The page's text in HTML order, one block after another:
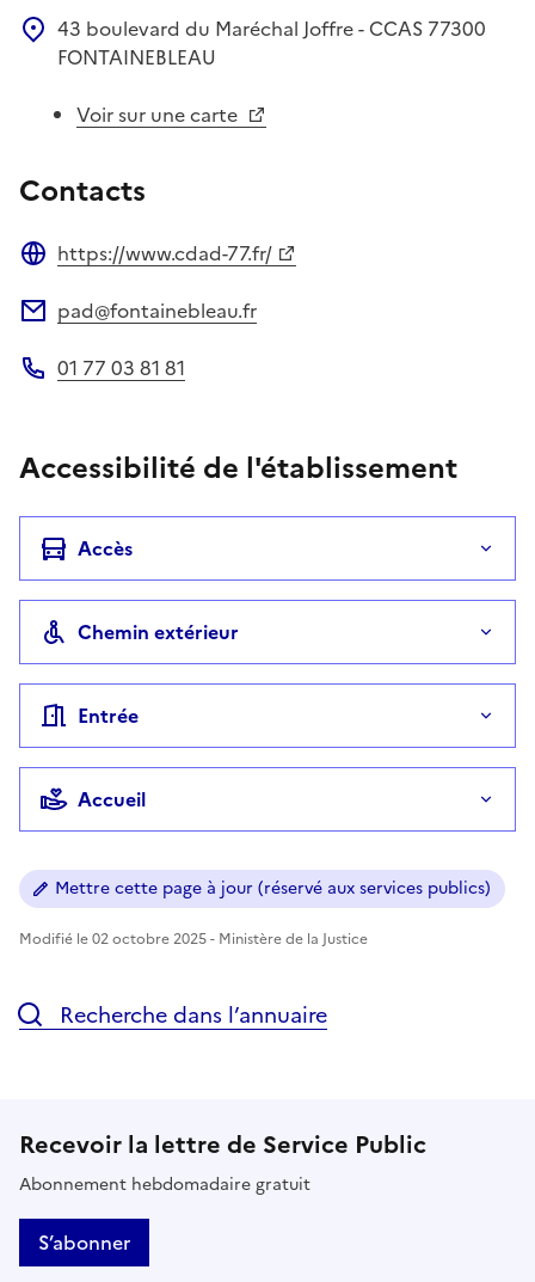
43 boulevard du Maréchal Joffre - CCAS 77300
FONTAINEBLEAU
Voir sur une carte
Contacts
https://www.cdad-77.fr/
pad@fontainebleau.fr
01 77 03 81 81
Accessibilité de l'établissement
Accès
Chemin extérieur
Entrée
Accueil
Mettre cette page à jour (réservé aux services publics)
Modifié le 02 octobre 2025 - Ministère de la Justice
Recherche dans l’annuaire
Recevoir la lettre de Service Public
Abonnement hebdomadaire gratuit
S’abonner